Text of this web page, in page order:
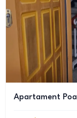
Apartament